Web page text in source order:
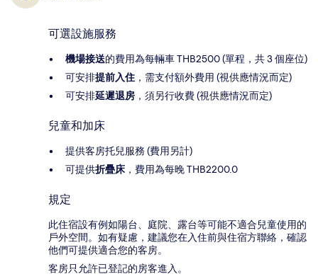
可選設施服務
機場接送的費用為每輛車 THB2500 (單程，共 3 個座位)
可安排提前入住 ，需支付額外費用 (視供應情況而定)
可安排延遲退房 ，須另行收費 (視供應情況而定)
兒童和加床
提供客房托兒服務 (費用另計)
可提供折疊床 ，費用為每晚 THB2200.0
規定
此住宿設有例如陽台、庭院、露台等可能不適合兒童使用的
戶外空間。如有疑慮，建議您在入住前與住宿方聯絡，確認
他們可提供適合您的客房。
客房只允許已登記的房客進入。